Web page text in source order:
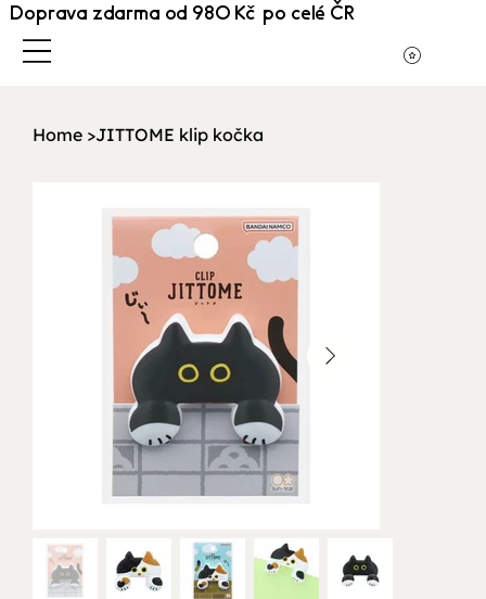
Doprava zdarma od 980 Kč po celé ČR
Home >JITTOME klip kočka